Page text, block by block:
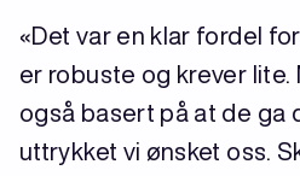
«Det var en klar fordel
er robuste og krever lite.
også basert på at de ga
uttrykket vi ønsket oss.